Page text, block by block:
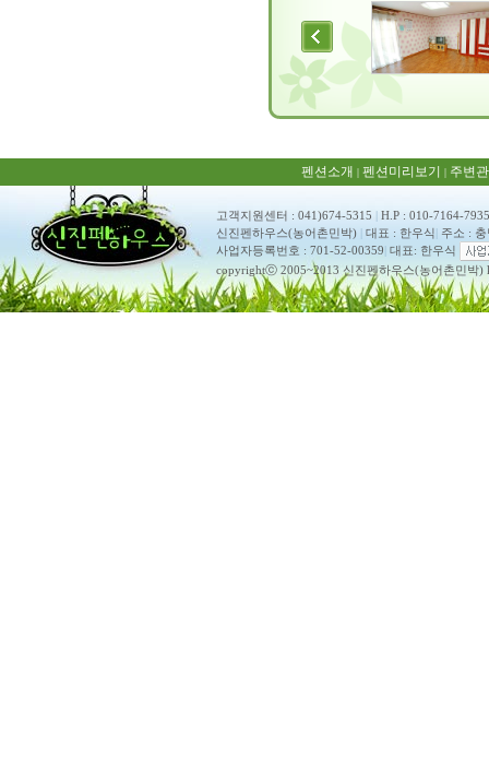
펜션소개 | 펜션미리보기 | 주변
고객지원센터 : 041)674-5315 | H.P : 010-7164-7935
신진펜하우스(농어촌민박) | 대표 : 한우식| 주소 :
사업자등록번호 : 701-52-00359 대표: 한우식
copyrightⓒ 2005~2013 신진펜하우스(농어촌민박)